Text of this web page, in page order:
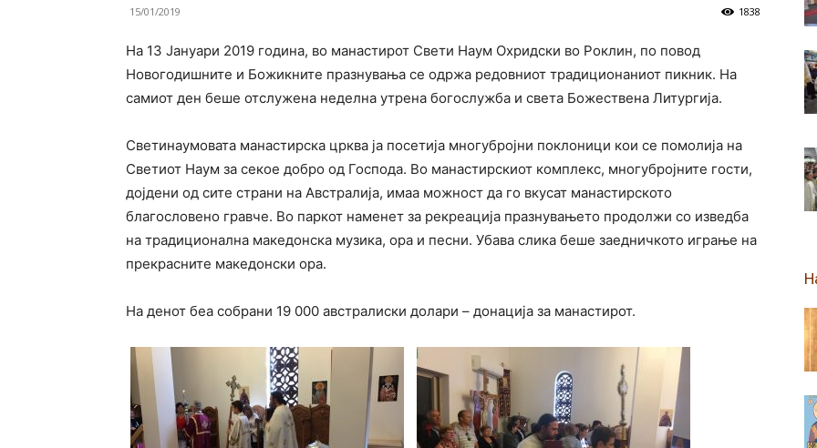
Епархија
15/01/2019 1838
На 13 Јануари 2019 година, во манастирот Свети Наум Охридски во Роклин, по повод
Новогодишните и Божикните празнувања се одржа редовниот традиционаниот пикник. На
самиот ден беше отслужена неделна утрена богослужба и света Божествена Литургија.
Светинаумовата манастирскa црква ја посетија многубројни поклоници кои се помолија на
Светиот Наум за секое добро од Господа. Во манастирскиот комплекс, многубројните гости,
дојдени од сите страни на Австралија, имаа можност да го вкусат манастирското
благословено гравче. Во паркот наменет за рекреација празнувањето продолжи со изведба
на традиционална македонска музика, ора и песни. Убава слика беше заедничкото играње на
прекрасните македонски ора.
На денот беа собрани 19 000 австралиски долари – донација за манастирот.